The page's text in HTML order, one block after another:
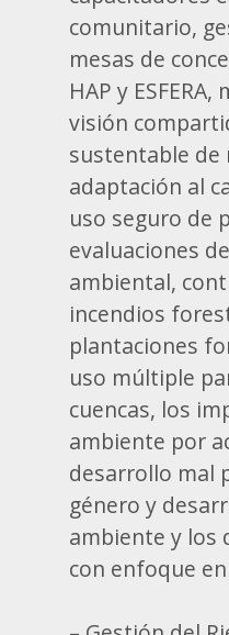
comunitario,
mesas de
HAP y
visión
sustentable de
adaptación al
uso seguro de
evaluaciones
ambiental,
incendios
plantaciones
uso múltiple
cuencas, los
ambiente por
desarrollo mal
género y
ambiente y los
con enfoque